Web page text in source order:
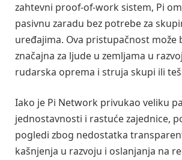
zahtevni proof-of-work sistem, Pi
pasivnu zaradu bez potrebe za
uređajima. Ova pristupačnost može
značajna za ljude u zemljama u
rudarska oprema i struja skupi ili
Iako je Pi Network privukao veliku
jednostavnosti i rastuće zajednice,
pogledi zbog nedostatka
kašnjenja u razvoju i oslanjanja na